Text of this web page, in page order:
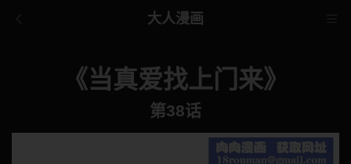
大人漫画
《当真爱找上门来》
第38话